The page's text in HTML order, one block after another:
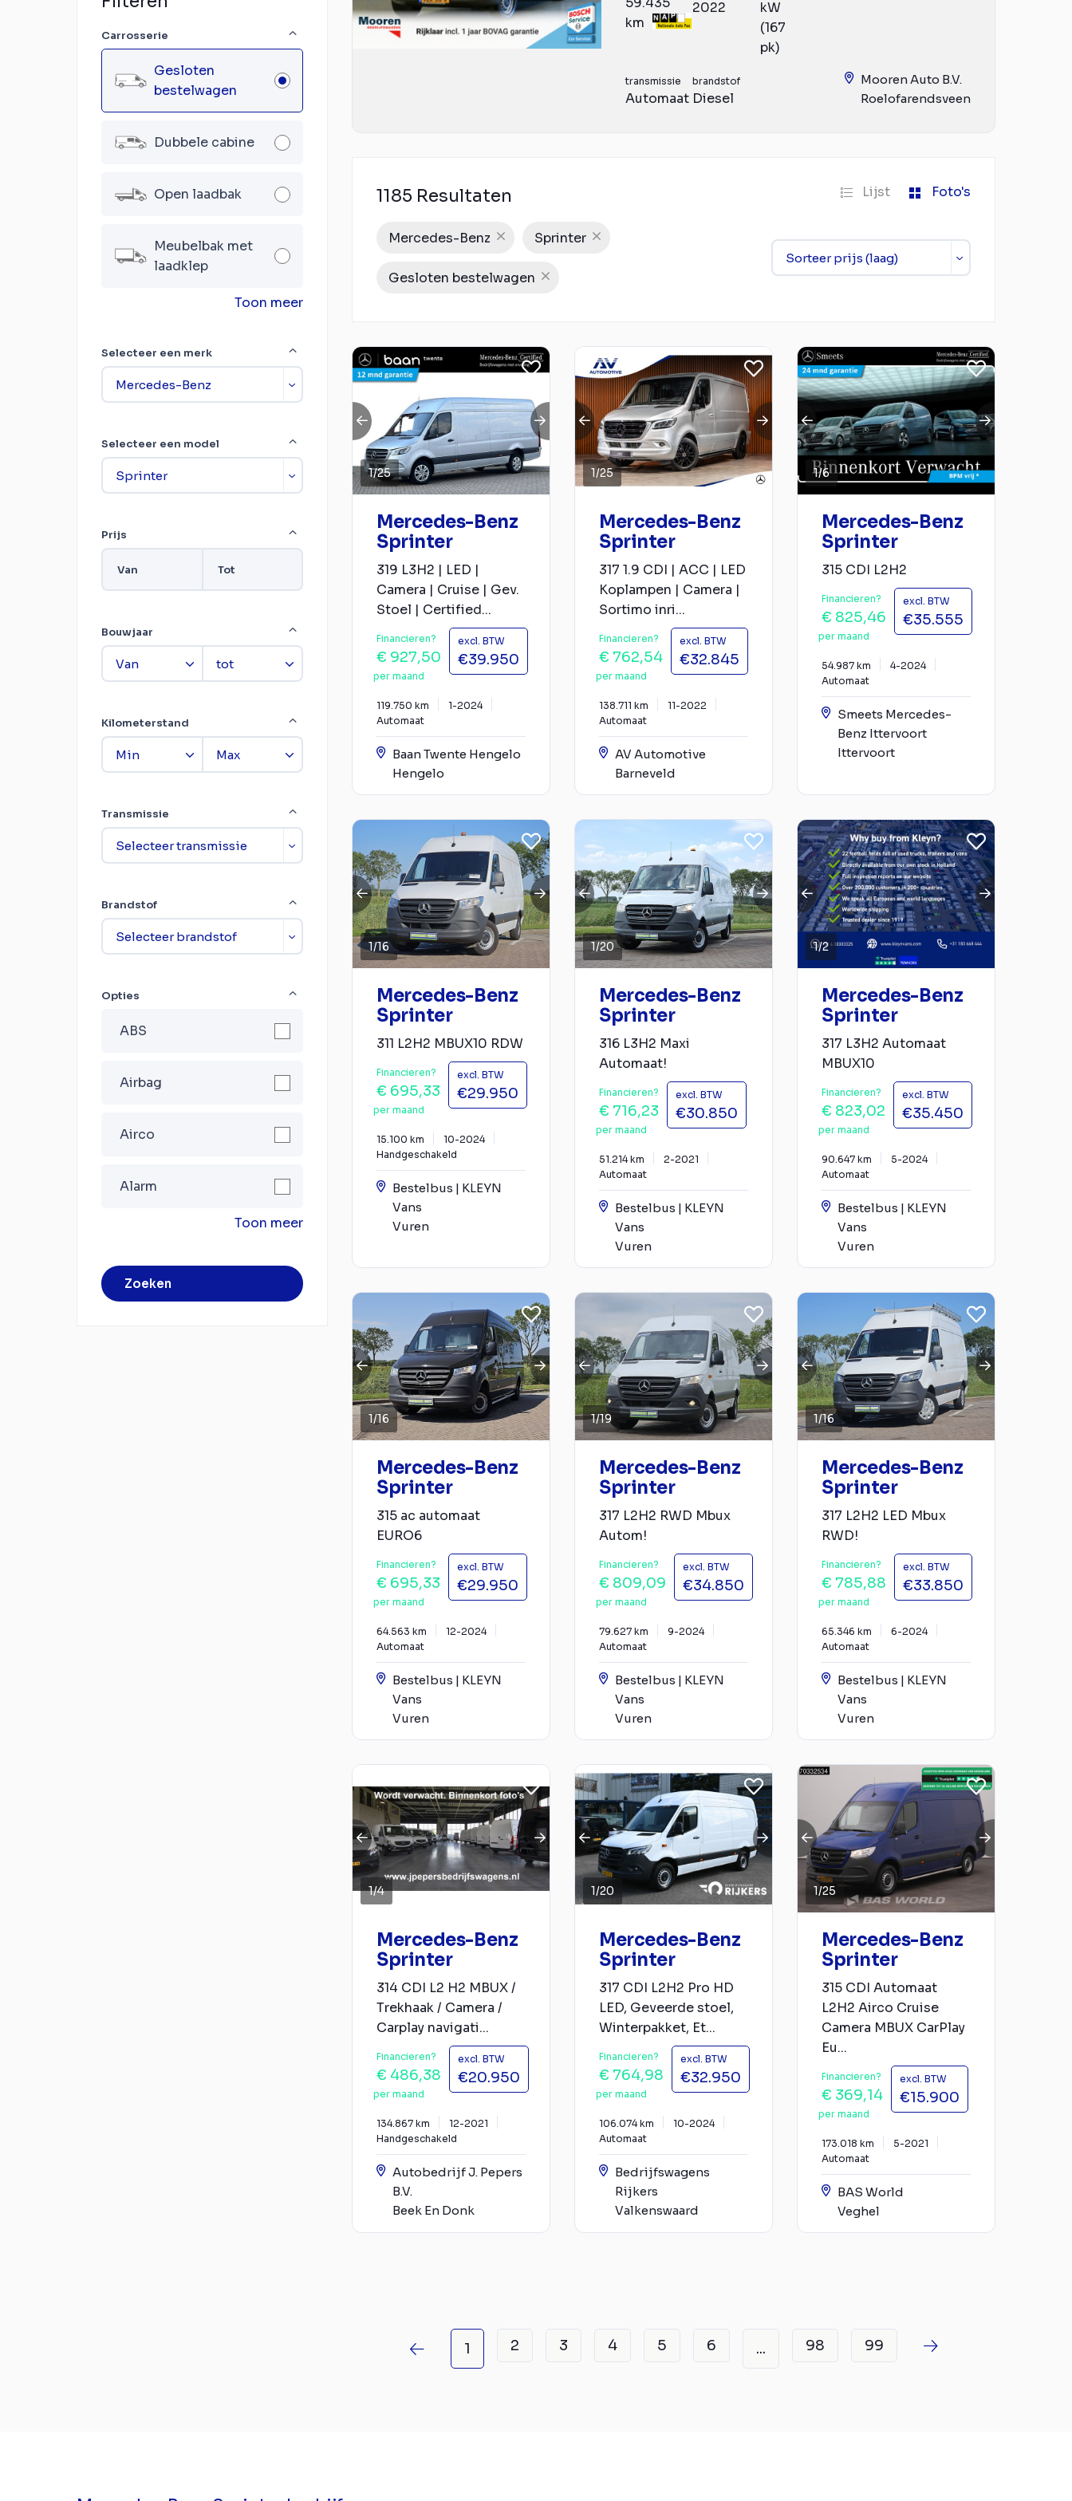
Carrosserie
Gesloten
bestelwagen
Dubbele cabine
Open laadbak
Meubelbak met
laadklep
Toon meer
Selecteer een merk
Selecteer een model
Prijs
Van Tot
Bouwjaar
Kilometerstand
Transmissie
Brandstof
Opties
ABS
Airbag
Airco
Alarm
Toon meer
Zoeken
km
2022
kW
(167
pk)
transmissie
Automaat
brandstof
Diesel
Mooren Auto B.V.
Roelofarendsveen
1185 Resultaten Lijst Foto's
Mercedes-Benz Sprinter
Gesloten bestelwagen
1/25
Mercedes-Benz
Sprinter
319 L3H2 | LED |
Camera | Cruise | Gev.
Stoel | Certified...
Financieren?
€ 927,50
per maand
excl. BTW
€39.950
119.750 km
1-2024
Automaat
Baan Twente Hengelo
Hengelo
1/25
Mercedes-Benz
Sprinter
317 1.9 CDI | ACC | LED
Koplampen | Camera |
Sortimo inri...
Financieren?
€ 762,54
per maand
excl. BTW
€32.845
138.711 km
11-2022
Automaat
AV Automotive
Barneveld
1/6
Mercedes-Benz
Sprinter
315 CDI L2H2
Financieren?
€ 825,46
per maand
excl. BTW
€35.555
54.987 km
4-2024
Automaat
Smeets Mercedes-
Benz Ittervoort
Ittervoort
1/16
Mercedes-Benz
Sprinter
311 L2H2 MBUX10 RDW
Financieren?
€ 695,33
per maand
excl. BTW
€29.950
15.100 km
10-2024
Handgeschakeld
Bestelbus | KLEYN
Vans
Vuren
1/20
Mercedes-Benz
Sprinter
316 L3H2 Maxi
Automaat!
Financieren?
€ 716,23
per maand
excl. BTW
€30.850
51.214 km
2-2021
Automaat
Bestelbus | KLEYN
Vans
Vuren
1/2
Mercedes-Benz
Sprinter
317 L3H2 Automaat
MBUX10
Financieren?
€ 823,02
per maand
excl. BTW
€35.450
90.647 km
5-2024
Automaat
Bestelbus | KLEYN
Vans
Vuren
1/16
Mercedes-Benz
Sprinter
315 ac automaat
EURO6
Financieren?
€ 695,33
per maand
excl. BTW
€29.950
64.563 km
12-2024
Automaat
Bestelbus | KLEYN
Vans
Vuren
1/19
Mercedes-Benz
Sprinter
317 L2H2 RWD Mbux
Autom!
Financieren?
€ 809,09
per maand
excl. BTW
€34.850
79.627 km
9-2024
Automaat
Bestelbus | KLEYN
Vans
Vuren
1/16
Mercedes-Benz
Sprinter
317 L2H2 LED Mbux
RWD!
Financieren?
€ 785,88
per maand
excl. BTW
€33.850
65.346 km
6-2024
Automaat
Bestelbus | KLEYN
Vans
Vuren
1/4
Mercedes-Benz
Sprinter
314 CDI L2 H2 MBUX /
Trekhaak / Camera /
Carplay navigati...
Financieren?
€ 486,38
per maand
excl. BTW
€20.950
134.867 km
12-2021
Handgeschakeld
Autobedrijf J. Pepers
B.V.
Beek En Donk
1/20
Mercedes-Benz
Sprinter
317 CDI L2H2 Pro HD
LED, Geveerde stoel,
Winterpakket, Et...
Financieren?
€ 764,98
per maand
excl. BTW
€32.950
106.074 km
10-2024
Automaat
Bedrijfswagens
Rijkers
Valkenswaard
1/25
Mercedes-Benz
Sprinter
315 CDI Automaat
L2H2 Airco Cruise
Camera MBUX CarPlay
Eu...
Financieren?
€ 369,14
per maand
excl. BTW
€15.900
173.018 km
5-2021
Automaat
BAS World
Veghel
1 2 3 4 5 6 ... 98 99